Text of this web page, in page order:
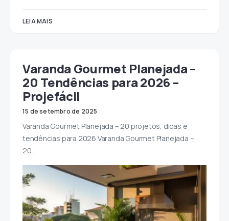
LEIA MAIS
Varanda Gourmet Planejada –
20 Tendências para 2026 –
Projefácil
15 de setembro de 2025
Varanda Gourmet Planejada – 20 projetos, dicas e
tendências para 2026 Varanda Gourmet Planejada –
20…